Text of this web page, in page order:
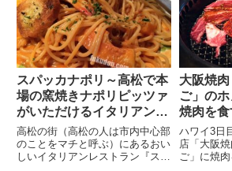
スパッカナポリ～高松で本
場の窯焼きナポリピッツァ
がいただけるイタリアンの
お店～
高松の街（高松の人は市内中心部
のことをマチと呼ぶ）にあるおい
しいイタリアンレストラン『スパ
大阪焼
ご」の
焼肉を食
ハワイ3日
店「大阪
ご」に焼